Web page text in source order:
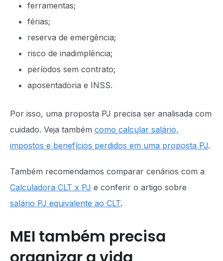
ferramentas;
férias;
reserva de emergência;
risco de inadimplência;
períodos sem contrato;
aposentadoria e INSS.
Por isso, uma proposta PJ precisa ser analisada com
cuidado. Veja também como calcular salário,
impostos e benefícios perdidos em uma proposta PJ.
Também recomendamos comparar cenários com a
Calculadora CLT x PJ e conferir o artigo sobre
salário PJ equivalente ao CLT.
MEI também precisa